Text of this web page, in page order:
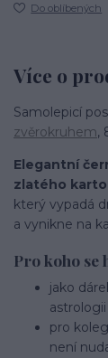
Do oblíbených
Více o
Samolepicí
zvěrokruhem,
Elegantní
zlatého
který vypadá
a vynikne na
Pro koho se
jako
astrologii
pro
není